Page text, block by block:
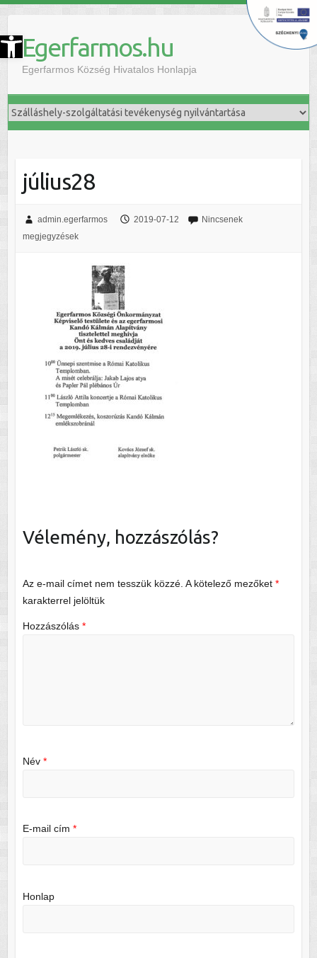
Eszköztár megnyitása Egerfarmos.hu
Egerfarmos Község Hivatalos Honlapja
július28
admin.egerfarmos 2019-07-12
Nincsenek
megjegyzések
Vélemény, hozzászólás?
Az e-mail címet nem tesszük közzé. A kötelező mezőket *
karakterrel jelöltük
Hozzászólás *
Név *
E-mail cím *
Honlap